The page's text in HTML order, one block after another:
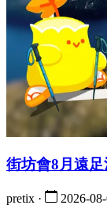
街坊會8月遠
pretix · 2026-